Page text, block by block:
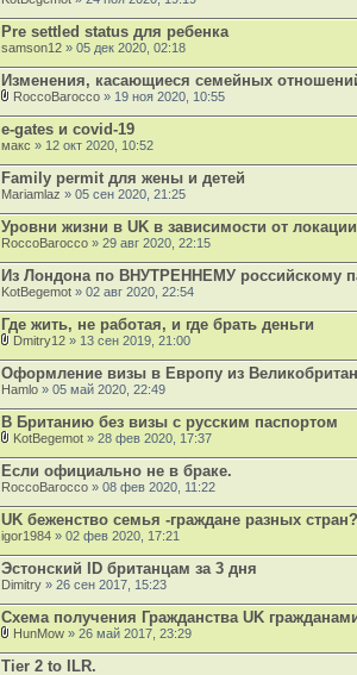
ж
е
н
и
Pre settled status для ребенка
samson12 » 05 дек 2020, 02:18
Изменения, касающиеся семейных
л
о
ж
е
н
и
RoccoBarocco » 19 ноя 2020, 10:55
e-gates и covid-19
макс » 12 окт 2020, 10:52
Family permit для жены и детей
Mariamlaz » 05 сен 2020, 21:25
Уровни жизни в UK в зависимости от
RoccoBarocco » 29 авг 2020, 22:15
Из Лондона по ВНУТРЕННЕМУ российскому
KotBegemot » 02 авг 2020, 22:54
Где жить, не работая, и где брать деньги
л
о
ж
е
н
и
Dmitry12 » 13 сен 2019, 21:00
Оформление визы в Европу из
Hamlo » 05 май 2020, 22:49
В Британию без визы с русским паспортом
л
о
ж
е
н
и
KotBegemot » 28 фев 2020, 17:37
Если официально не в браке.
RoccoBarocco » 08 фев 2020, 11:22
UK беженство семья -граждане разных стран?
igor1984 » 02 фев 2020, 17:21
Эстонский ID британцам за 3 дня
Dimitry » 26 сен 2017, 15:23
Схема получения Гражданства UK
л
HunMow » 26 май 2017, 23:29
Tier 2 to ILR.